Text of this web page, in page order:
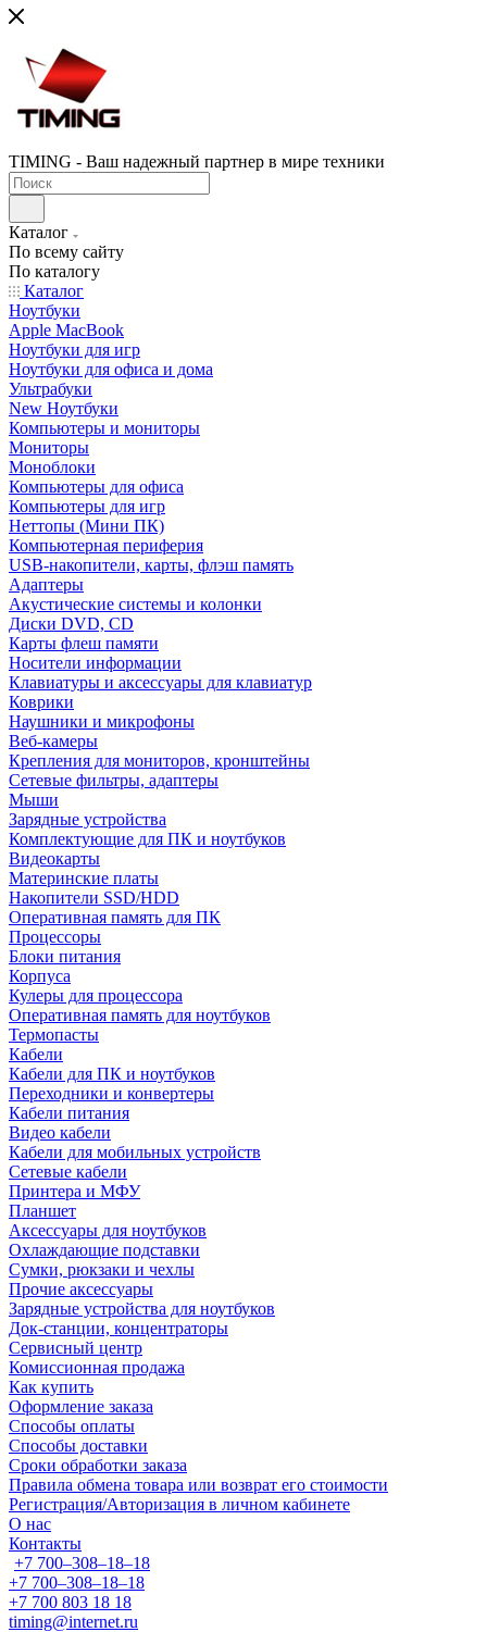
TIMING - Ваш надежный партнер в мире техники
Каталог
По всему сайту
По каталогу
Каталог
Ноутбуки
Apple MacBook
Ноутбуки для игр
Ноутбуки для офиса и дома
Ультрабуки
New Ноутбуки
Компьютеры и мониторы
Мониторы
Моноблоки
Компьютеры для офиса
Компьютеры для игр
Неттопы (Мини ПК)
Компьютерная периферия
USB-накопители, карты, флэш память
Адаптеры
Акустические системы и колонки
Диски DVD, CD
Карты флеш памяти
Носители информации
Клавиатуры и аксессуары для клавиатур
Коврики
Наушники и микрофоны
Веб-камеры
Крепления для мониторов, кронштейны
Сетевые фильтры, адаптеры
Мыши
Зарядные устройства
Комплектующие для ПК и ноутбуков
Видеокарты
Материнские платы
Накопители SSD/HDD
Оперативная память для ПК
Процессоры
Блоки питания
Корпуса
Кулеры для процессора
Оперативная память для ноутбуков
Термопасты
Кабели
Кабели для ПК и ноутбуков
Переходники и конвертеры
Кабели питания
Видео кабели
Кабели для мобильных устройств
Сетевые кабели
Принтера и МФУ
Планшет
Аксессуары для ноутбуков
Охлаждающие подставки
Сумки, рюкзаки и чехлы
Прочие аксессуары
Зарядные устройства для ноутбуков
Док-станции, концентраторы
Сервисный центр
Комиссионная продажа
Как купить
Оформление заказа
Способы оплаты
Способы доставки
Сроки обработки заказа
Правила обмена товара или возврат его стоимости
Регистрация/Авторизация в личном кабинете
О нас
Контакты
+7 700‒308‒18‒18
+7 700‒308‒18‒18
+7 700 803 18 18
timing@internet.ru